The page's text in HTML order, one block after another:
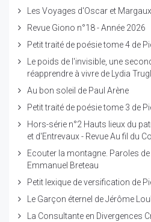
Les Voyages d'Oscar et
Revue Giono n°18 - Année 2026
Petit traité de poésie tome 4 de
Le poids de l'invisible, une
réapprendre à vivre de Lydia
Au bon soleil de Paul Arène
Petit traité de poésie tome 3 de
Hors-série n°2 Hauts lieux du
et d'Entrevaux - Revue Au fil du
Ecouter la montagne. Paroles
Emmanuel Breteau
Petit lexique de versification de
Le Garçon éternel de Jérôme
La Consultante en Divergences